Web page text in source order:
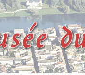
temporaires de la 1°